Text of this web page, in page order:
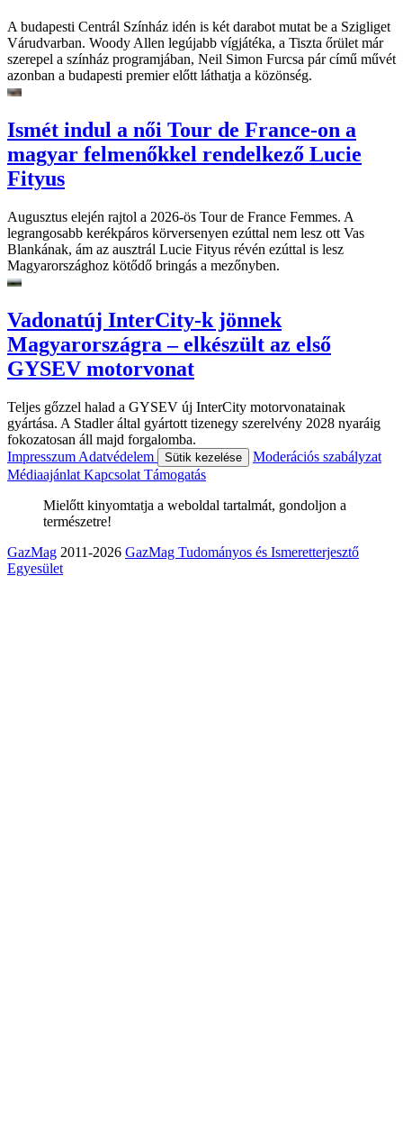
A budapesti Centrál Színház idén is két darabot mutat be a Szigliget
Várudvarban. Woody Allen legújabb vígjátéka, a Tiszta őrület már
szerepel a színház programjában, Neil Simon Furcsa pár című művét
azonban a budapesti premier előtt láthatja a közönség.
Ismét indul a női Tour de France-on a
magyar felmenőkkel rendelkező Lucie
Fityus
Augusztus elején rajtol a 2026-ös Tour de France Femmes. A
legrangosabb kerékpáros körversenyen ezúttal nem lesz ott Vas
Blankának, ám az ausztrál Lucie Fityus révén ezúttal is lesz
Magyarországhoz kötődő bringás a mezőnyben.
Vadonatúj InterCity-k jönnek
Magyarországra – elkészült az első
GYSEV motorvonat
Teljes gőzzel halad a GYSEV új InterCity motorvonatainak
gyártása. A Stadler által gyártott tizenegy szerelvény 2028 nyaráig
fokozatosan áll majd forgalomba.
Impresszum Adatvédelem Sütik kezelése
Moderációs szabályzat
Médiaajánlat Kapcsolat Támogatás
Mielőtt kinyomtatja a weboldal tartalmát, gondoljon a
természetre!
GazMag 2011-2026 GazMag Tudományos és Ismeretterjesztő
Egyesület